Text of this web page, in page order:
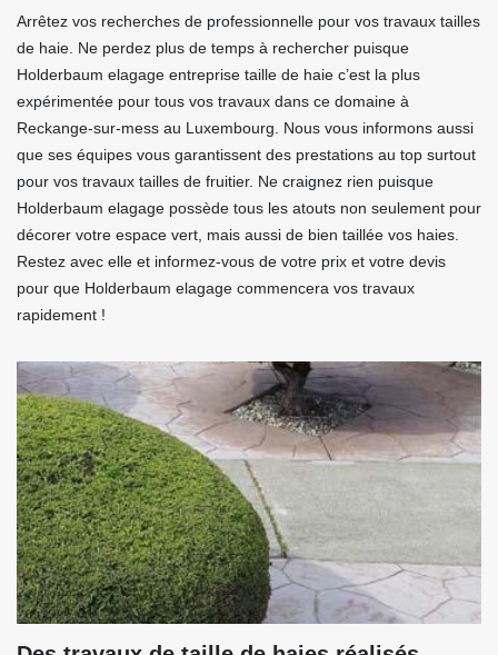
Arrêtez vos recherches de professionnelle pour vos travaux tailles
de haie. Ne perdez plus de temps à rechercher puisque
Holderbaum elagage entreprise taille de haie c’est la plus
expérimentée pour tous vos travaux dans ce domaine à
Reckange-sur-mess au Luxembourg. Nous vous informons aussi
que ses équipes vous garantissent des prestations au top surtout
pour vos travaux tailles de fruitier. Ne craignez rien puisque
Holderbaum elagage possède tous les atouts non seulement pour
décorer votre espace vert, mais aussi de bien taillée vos haies.
Restez avec elle et informez-vous de votre prix et votre devis
pour que Holderbaum elagage commencera vos travaux
rapidement !